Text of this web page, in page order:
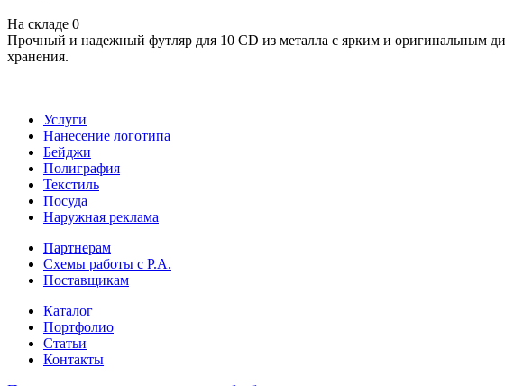
На складе 0
Прочный и надежный футляр для 10 CD из металла с ярким и оригинальным
хранения.
Услуги
Нанесение логотипа
Бейджи
Полиграфия
Текстиль
Посуда
Наружная реклама
Партнерам
Схемы работы с Р.А.
Поставщикам
Каталог
Портфолио
Статьи
Контакты